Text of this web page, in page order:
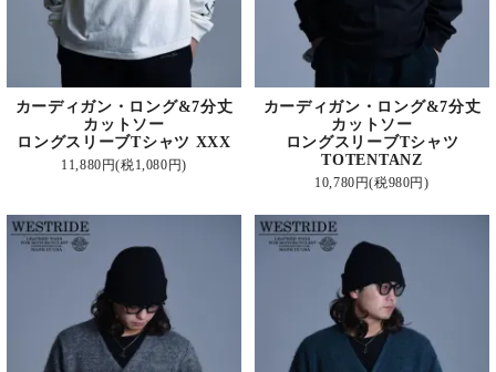
カーディガン・ロング&7分丈
カットソー
ロングスリーブTシャツ XXX
11,880円(税1,080円)
カーディガン・ロング&7分丈
カットソー
ロングスリーブTシャツ
TOTENTANZ
10,780円(税980円)